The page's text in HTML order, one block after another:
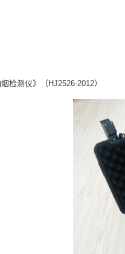
测仪》（HJ2526-2012）